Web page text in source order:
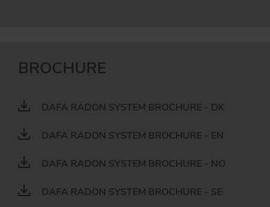
BROCHURE
DAFA RADON SYSTEM BROCHURE - DK
DAFA RADON SYSTEM BROCHURE - EN
DAFA RADON SYSTEM BROCHURE - NO
DAFA RADON SYSTEM BROCHURE - SE